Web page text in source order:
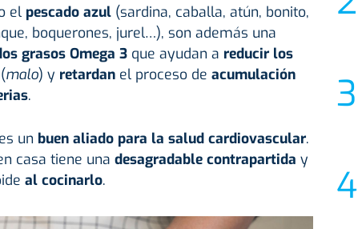
el pescado azul(sardina, caballa, atún, bonito,
boquerones, jurel…), son además una
grasos Omega 3que ayudan a reducir los
malo) y retardan el proceso de acumulación
.
un buen aliado para la salud cardiovascular.
casa tiene una desagradable contrapartida y
al cocinarlo.